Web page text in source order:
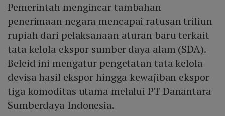
Pemerintah mengincar tambahan
penerimaan negara mencapai ratusan triliun
rupiah dari pelaksanaan aturan baru terkait
tata kelola ekspor sumber daya alam (SDA).
Beleid ini mengatur pengetatan tata kelola
devisa hasil ekspor hingga kewajiban ekspor
tiga komoditas utama melalui PT Danantara
Sumberdaya Indonesia.